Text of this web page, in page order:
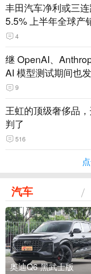
丰田汽车净利或三
5.5% 上半年全球产
14.3万辆
4
继 OpenAI、
AI 模型测试期间也
9
王虹的顶级奢侈品
判了
516
汽车
奥迪Q6 黑武士版